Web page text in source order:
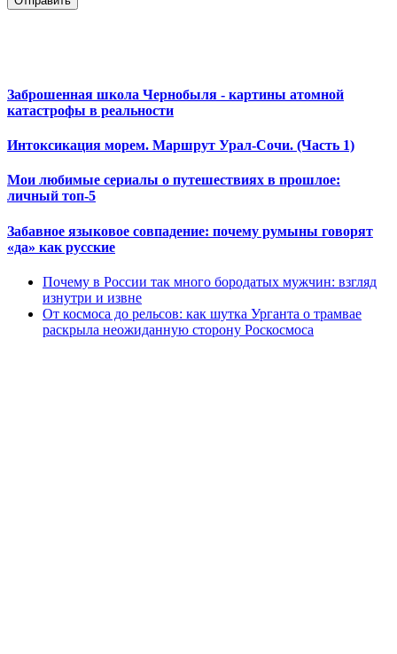
Заброшенная школа Чернобыля - картины атомной
катастрофы в реальности
Интоксикация морем. Маршрут Урал-Сочи. (Часть 1)
Мои любимые сериалы о путешествиях в прошлое:
личный топ-5
Забавное языковое совпадение: почему румыны говорят
«да» как русские
Почему в России так много бородатых мужчин: взгляд
изнутри и извне
От космоса до рельсов: как шутка Урганта о трамвае
раскрыла неожиданную сторону Роскосмоса